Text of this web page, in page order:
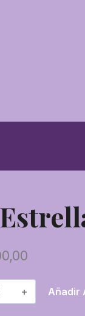
Añadir